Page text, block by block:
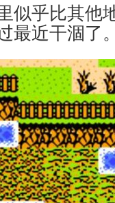
似乎比其他
最近干涸了